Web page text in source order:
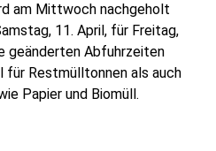
am Mittwoch nachgeholt
11. April, für Freitag,
geänderten Abfuhrzeiten
Restmülltonnen als auch
Papier und Biomüll.